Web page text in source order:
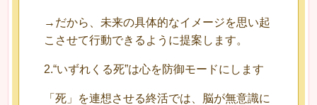
→だから、未来の具体的なイメージを思い起
こさせて行動できるように提案します。
2.“いずれくる死”は心を防御モードにします
「死」を連想させる終活では、脳が無意識に